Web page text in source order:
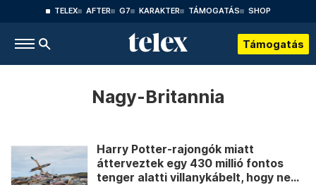
TELEX AFTER G7 KARAKTER TÁMOGATÁS SHOP
Támogatás
Nagy-Britannia
Harry Potter-rajongók miatt
átterveztek egy 430 millió fontos
tenger alatti villanykábelt, hogy ne...